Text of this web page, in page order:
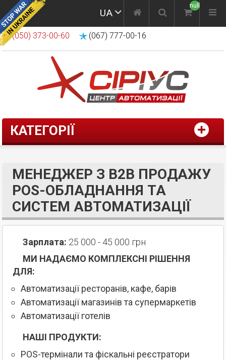
UA
null
(050) 373-00-60 (067) 777-00-16
КАТЕГОРІЇ
МЕНЕДЖЕР З B2B ПРОДАЖУ
POS-ОБЛАДНАННЯ ТА
СИСТЕМ АВТОМАТИЗАЦІЇ
Зарплата: 25 000 - 45 000 грн
МИ НАДАЄМО КОМПЛЕКСНІ РІШЕННЯ
ДЛЯ:
Автоматизації ресторанів, кафе, барів
Автоматизації магазинів та супермаркетів
Автоматизації готелів
НАШІ ПРОДУКТИ:
POS-термінали та фіскальні реєстратори